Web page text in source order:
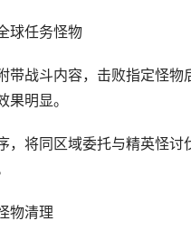
球任务怪物
带战斗内容，击败指定怪
果明显。
，将同区域委托与精英怪
物清理